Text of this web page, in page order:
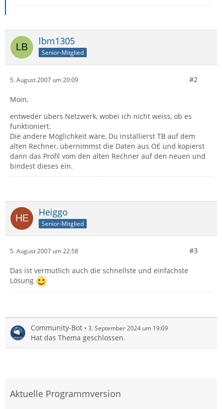
lbm1305
Senior-Mitglied
5. August 2007 um 20:09 #2
Moin,
entweder übers Netzwerk, wobei ich nicht weiss, ob es
funktioniert.
Die andere Möglichkeit wäre, Du installierst TB auf dem
alten Rechner, übernimmst die Daten aus OE und kopierst
dann das Profil vom den alten Rechner auf den neuen und
bindest dieses ein.
Heiggo
Senior-Mitglied
5. August 2007 um 22:58 #3
Das ist vermutlich auch die schnellste und einfachste
Lösung
Community-Bot 3. September 2024 um 19:09
Hat das Thema geschlossen.
Aktuelle Programmversion